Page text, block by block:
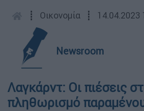
┋ Οικονομία ┋ 14.04.2023
Newsroom
Λαγκάρντ: Οι πιέσεις
πληθωρισμό